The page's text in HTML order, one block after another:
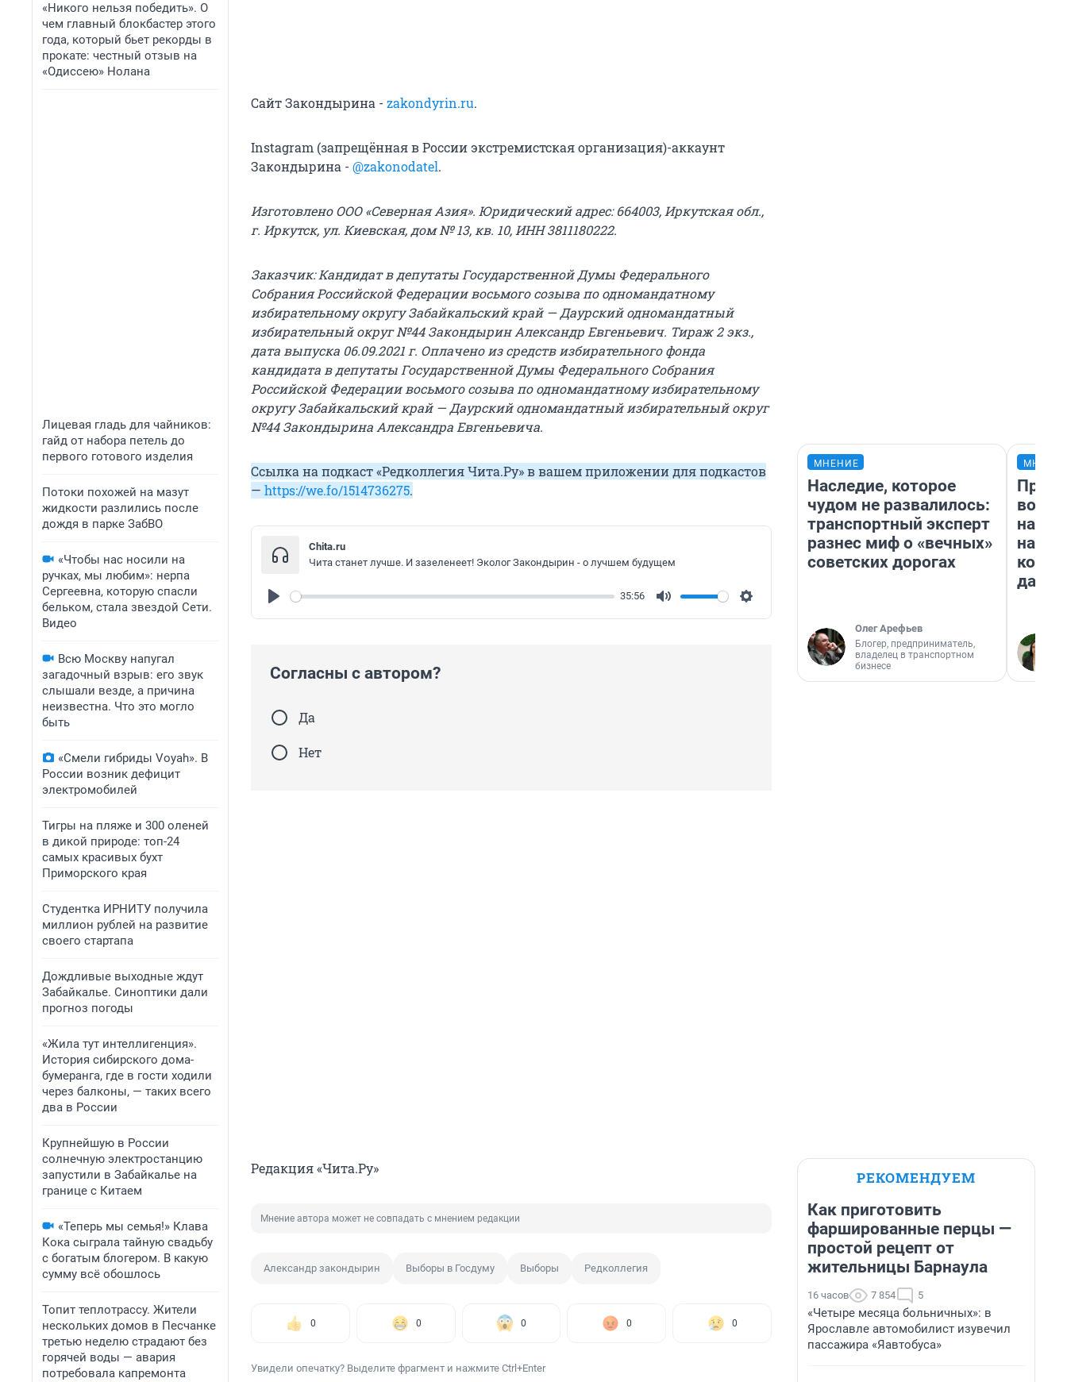
«Никого нельзя победить». О
чем главный блокбастер этого
года, который бьет рекорды в
прокате: честный отзыв на
«Одиссею» Нолана
Лицевая гладь для чайников:
гайд от набора петель до
первого готового изделия
Потоки похожей на мазут
жидкости разлились после
дождя в парке ЗабВО
«Чтобы нас носили на
ручках, мы любим»: нерпа
Сергеевна, которую спасли
бельком, стала звездой Сети.
Видео
Всю Москву напугал
загадочный взрыв: его звук
слышали везде, а причина
неизвестна. Что это могло
быть
«Смели гибриды Voyah». В
России возник дефицит
электромобилей
Тигры на пляже и 300 оленей
в дикой природе: топ-24
самых красивых бухт
Приморского края
Студентка ИРНИТУ получила
миллион рублей на развитие
своего стартапа
Дождливые выходные ждут
Забайкалье. Синоптики дали
прогноз погоды
«Жила тут интеллигенция».
История сибирского дома-
бумеранга, где в гости ходили
через балконы, — таких всего
два в России
Крупнейшую в России
солнечную электростанцию
запустили в Забайкалье на
границе с Китаем
«Теперь мы семья!» Клава
Кока сыграла тайную свадьбу
с богатым блогером. В какую
сумму всё обошлось
Топит теплотрассу. Жители
нескольких домов в Песчанке
третью неделю страдают без
горячей воды — авария
потребовала капремонта
Сайт Закондырина - zakondyrin.ru.
Instagram (запрещённая в России экстремистская организация)-аккаунт
Закондырина - @zakonodatel.
Изготовлено ООО «Северная Азия». Юридический адрес: 664003, Иркутская обл.,
г. Иркутск, ул. Киевская, дом № 13, кв. 10, ИНН 3811180222.
Заказчик: Кандидат в депутаты Государственной Думы Федерального
Собрания Российской Федерации восьмого созыва по одномандатному
избирательному округу Забайкальский край — Даурский одномандатный
избирательный округ №44 Закондырин Александр Евгеньевич. Тираж 2 экз.,
дата выпуска 06.09.2021 г. Оплачено из средств избирательного фонда
кандидата в депутаты Государственной Думы Федерального Собрания
Российской Федерации восьмого созыва по одномандатному избирательному
округу Забайкальский край — Даурский одномандатный избирательный округ
№44 Закондырина Александра Евгеньевича.
Ссылка на подкаст «Редколлегия Чита.Ру» в вашем приложении для подкастов
— https://we.fo/1514736275.
Chita.ru
Чита станет лучше. И зазеленеет! Эколог Закондырин - о лучшем будущем
35:56
Settings
Согласны с автором?
Да
Нет
Редакция «Чита.Ру»
Мнение автора может не совпадать с мнением редакции
Александр закондырин Выборы в Госдуму Выборы Редколлегия
0 0 0 0 0
Увидели опечатку? Выделите фрагмент и нажмите Ctrl+Enter
МНЕНИЕ
Наследие, которое
чудом не развалилось:
транспортный эксперт
разнес миф о «вечных»
советских дорогах
Олег Арефьев
Блогер, предприниматель,
владелец в транспортном
бизнесе
нам
даже
РЕКОМЕНДУЕМ
Как приготовить
фаршированные перцы —
простой рецепт от
жительницы Барнаула
16 часов 7 854 5
«Четыре месяца больничных»: в
Ярославле автомобилист изувечил
пассажира «Яавтобуса»